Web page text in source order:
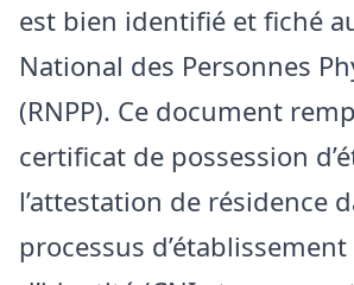
est bien identifié et fiché
National des Personnes
(RNPP). Ce document
certificat de possession
l’attestation de résidence
processus